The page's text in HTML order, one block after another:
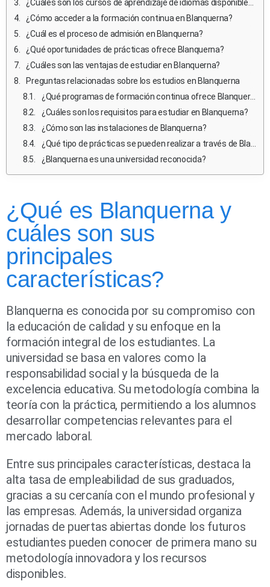
¿Cuáles son los cursos de aprendizaje de idiomas disponibles en Blanquerna?
¿Cómo acceder a la formación continua en Blanquerna?
¿Cuál es el proceso de admisión en Blanquerna?
¿Qué oportunidades de prácticas ofrece Blanquerna?
¿Cuáles son las ventajas de estudiar en Blanquerna?
Preguntas relacionadas sobre los estudios en Blanquerna
¿Qué programas de formación continua ofrece Blanquerna?
¿Cuáles son los requisitos para estudiar en Blanquerna?
¿Cómo son las instalaciones de Blanquerna?
¿Qué tipo de prácticas se pueden realizar a través de Blanquerna?
¿Blanquerna es una universidad reconocida?
¿Qué es Blanquerna y
cuáles son sus
principales
características?
Blanquerna es conocida por su compromiso con
la educación de calidad y su enfoque en la
formación integral de los estudiantes. La
universidad se basa en valores como la
responsabilidad social y la búsqueda de la
excelencia educativa. Su metodología combina la
teoría con la práctica, permitiendo a los alumnos
desarrollar competencias relevantes para el
mercado laboral.
Entre sus principales características, destaca la
alta tasa de empleabilidad de sus graduados,
gracias a su cercanía con el mundo profesional y
las empresas. Además, la universidad organiza
jornadas de puertas abiertas donde los futuros
estudiantes pueden conocer de primera mano su
metodología innovadora y los recursos
disponibles.